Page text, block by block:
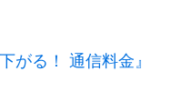
がる！ 通信料金』